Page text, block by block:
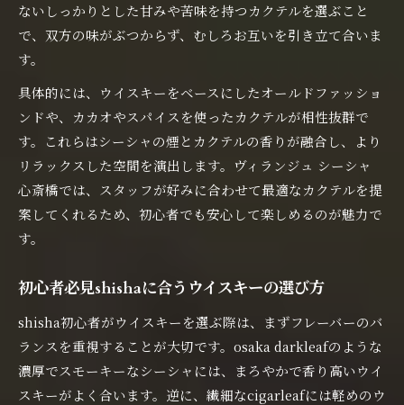
ないしっかりとした甘みや苦味を持つカクテルを選ぶこと
で、双方の味がぶつからず、むしろお互いを引き立て合いま
す。
具体的には、ウイスキーをベースにしたオールドファッショ
ンドや、カカオやスパイスを使ったカクテルが相性抜群で
す。これらはシーシャの煙とカクテルの香りが融合し、より
リラックスした空間を演出します。ヴィランジュ シーシャ
心斎橋では、スタッフが好みに合わせて最適なカクテルを提
案してくれるため、初心者でも安心して楽しめるのが魅力で
す。
初心者必見shishaに合うウイスキーの選び方
shisha初心者がウイスキーを選ぶ際は、まずフレーバーのバ
ランスを重視することが大切です。osaka darkleafのような
濃厚でスモーキーなシーシャには、まろやかで香り高いウイ
スキーがよく合います。逆に、繊細なcigarleafには軽めのウ